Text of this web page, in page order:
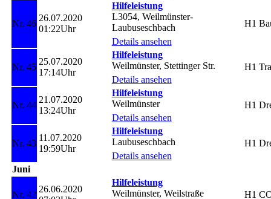
Nr. 46
26.07.2020
01:22Uhr
Hilfeleistung
L3054, Weilmünster-
Laubuseschbach
Details ansehen
H1
Nr. 45
25.07.2020
17:14Uhr
Hilfeleistung
Weilmünster, Stettinger Str.
Details ansehen
H1
Nr. 44
21.07.2020
13:24Uhr
Hilfeleistung
Weilmünster
Details ansehen
H1
Nr. 43
11.07.2020
19:59Uhr
Hilfeleistung
Laubuseschbach
Details ansehen
H1
Juni
Nr. 42
26.06.2020
Hilfeleistung
Weilmünster, Weilstraße
H1